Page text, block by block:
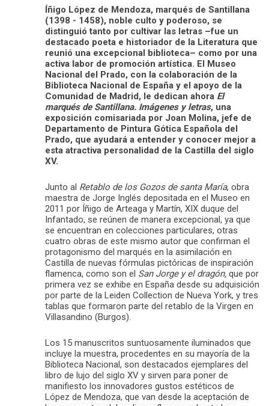
Íñigo López de Mendoza, marqués de Santillana
(1398 - 1458), noble culto y poderoso, se
distinguió tanto por cultivar las letras –fue un
destacado poeta e historiador de la Literatura que
reunió una excepcional biblioteca– como por una
activa labor de promoción artística. El Museo
Nacional del Prado, con la colaboración de la
Biblioteca Nacional de España y el apoyo de la
Comunidad de Madrid, le dedican ahora El
marqués de Santillana. Imágenes y letras, una
exposición comisariada por Joan Molina, jefe de
Departamento de Pintura Gótica Española del
Prado, que ayudará a entender y conocer mejor a
esta atractiva personalidad de la Castilla del siglo
XV.
Junto al Retablo de los Gozos de santa María, obra
maestra de Jorge Inglés depositada en el Museo en
2011 por Íñigo de Arteaga y Martín, XIX duque del
Infantado, se reúnen de manera excepcional, ya que
se encuentran en colecciones particulares, otras
cuatro obras de este mismo autor que confirman el
protagonismo del marqués en la asimilación en
Castilla de nuevas fórmulas pictóricas de inspiración
flamenca, como son el San Jorge y el dragón, que por
primera vez se exhibe en España desde su adquisición
por parte de la Leiden Collection de Nueva York, y tres
tablas que formaron parte del retablo de la Virgen en
Villasandino (Burgos).
Los 15 manuscritos suntuosamente iluminados que
incluye la muestra, procedentes en su mayoría de la
Biblioteca Nacional, son destacados ejemplares del
libro de lujo del siglo XV y sirven para poner de
manifiesto los innovadores gustos estéticos de
López de Mendoza, que van desde la aceptación de